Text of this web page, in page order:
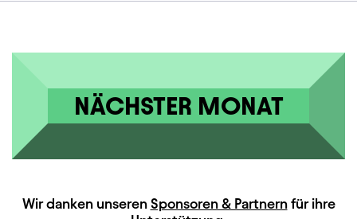
NÄCHSTER MONAT
HAUPTSPONSOREN
Wir danken unseren Sponsoren & Partnernfür ihre